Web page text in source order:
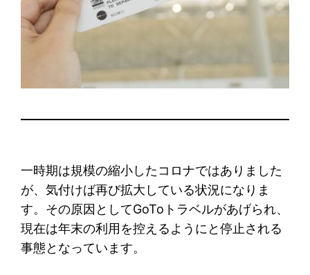
一時期は規模の縮小したコロナではありました
が、気付けば再び拡大している状況になりま
す。その原因としてGoToトラベルがあげられ、
現在は年末の利用を控えるようにと停止される
事態となっています。